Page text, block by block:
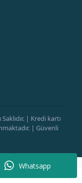
Whatsapp
| Kredi kartı
| Güvenli